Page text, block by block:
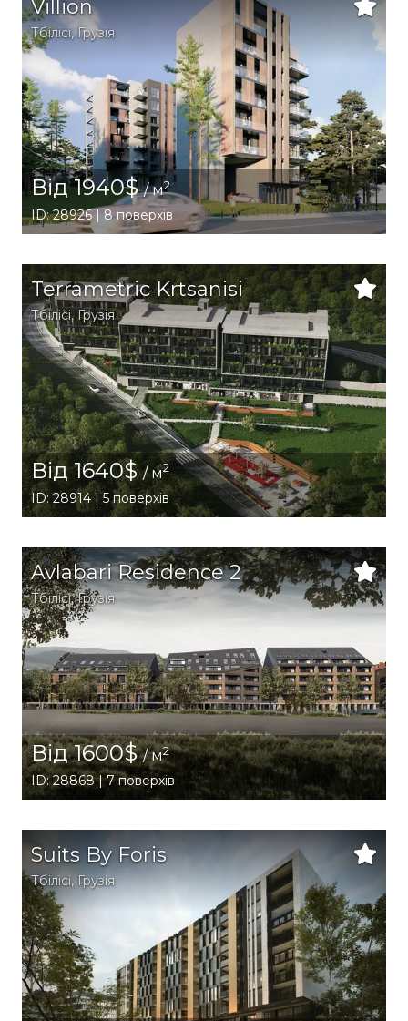
Villion
Тбілісі,Грузія
Від 1940$/ м2
ID: 28926 | 8 поверхів
Terrametric Krtsanisi
Тбілісі,Грузія
Від 1640$/ м2
ID: 28914 | 5 поверхів
Avlabari Residence 2
Тбілісі,Грузія
Від 1600$/ м2
ID: 28868 | 7 поверхів
Suits By Foris
Тбілісі, Грузія